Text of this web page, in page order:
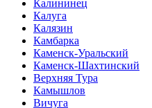
Калининец
Калуга
Калязин
Камбарка
Каменск-Уральский
Каменск-Шахтинский
Верхняя Тура
Камышлов
Вичуга